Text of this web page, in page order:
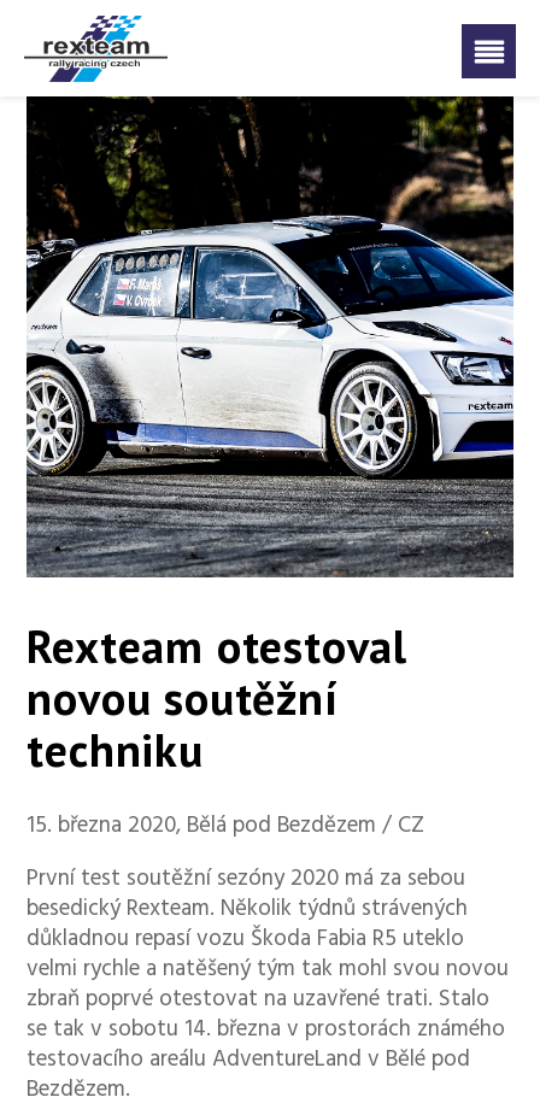
Rexteam otestoval
novou soutěžní
techniku
15. března 2020, Bělá pod Bezdězem / CZ
První test soutěžní sezóny 2020 má za sebou
besedický Rexteam. Několik týdnů strávených
důkladnou repasí vozu Škoda Fabia R5 uteklo
velmi rychle a natěšený tým tak mohl svou novou
zbraň poprvé otestovat na uzavřené trati. Stalo
se tak v sobotu 14. března v prostorách známého
testovacího areálu AdventureLand v Bělé pod
Bezdězem.